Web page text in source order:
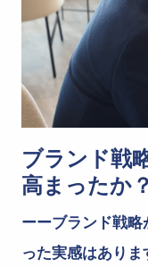
ブランド戦
高まったか？
ーーブランド戦
った実感はありま